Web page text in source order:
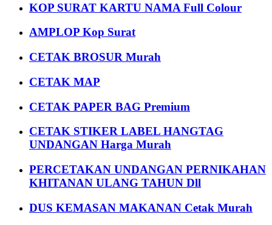
KOP SURAT KARTU NAMA Full Colour
AMPLOP Kop Surat
CETAK BROSUR Murah
CETAK MAP
CETAK PAPER BAG Premium
CETAK STIKER LABEL HANGTAG
UNDANGAN Harga Murah
PERCETAKAN UNDANGAN PERNIKAHAN
KHITANAN ULANG TAHUN Dll
DUS KEMASAN MAKANAN Cetak Murah